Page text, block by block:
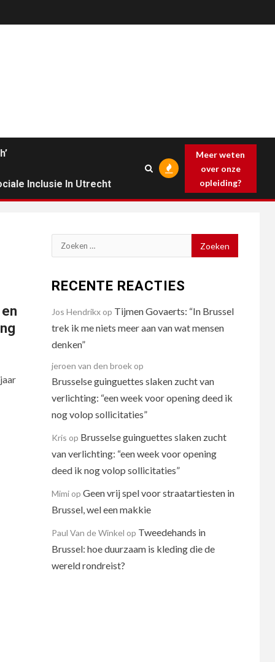
Inclusie In Utrecht
Meer weten
over onze
opleiding?
Zoeken
naar:
RECENTE REACTIES
Jos Hendrikxop Tijmen Govaerts: “In Brussel
trek ik me niets meer aan van wat mensen
denken”
jeroen van den broekop
Brusselse guinguettes slaken zucht van
verlichting: “een week voor opening deed ik
nog volop sollicitaties”
Kris op Brusselse guinguettes slaken zucht
van verlichting: “een week voor opening
deed ik nog volop sollicitaties”
Mimiop Geen vrij spel voor straatartiesten in
Brussel, wel een makkie
Paul Van de Winkel op Tweedehands in
Brussel: hoe duurzaam is kleding die de
wereld rondreist?